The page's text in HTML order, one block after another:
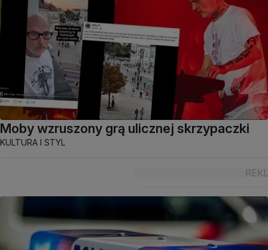
Moby wzruszony grą ulicznej skrzypaczki
KULTURA I STYL